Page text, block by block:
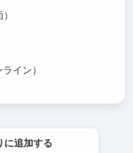
イン）
に追加する